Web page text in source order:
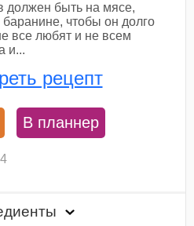
должен быть на мясе,
чтобы он долго
все любят и не всем
и...
рецепт
В планнер